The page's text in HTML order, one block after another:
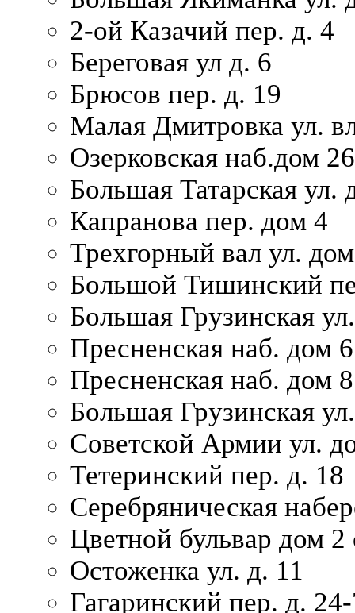
2-ой Казачий пер. д. 4
Береговая ул д. 6
Брюсов пер. д. 19
Малая Дмитровка ул.
Озерковская наб.дом 26
Большая Татарская ул.
Капранова пер. дом 4
Трехгорный вал ул.
Большой Тишинский
Большая Грузинская
Пресненская наб. дом
Пресненская наб. дом 8
Большая Грузинская
Советской Армии ул.
Тетеринский пер. д. 18
Серебряническая
Цветной бульвар дом 2
Остоженка ул. д. 11
Гагаринский пер. д.